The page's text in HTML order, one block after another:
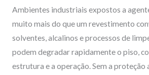
Ambientes industriais expostos a
muito mais do que um revestimento
solventes, alcalinos e processos de
podem degradar rapidamente o piso,
estrutura e a operação. Sem a proteção